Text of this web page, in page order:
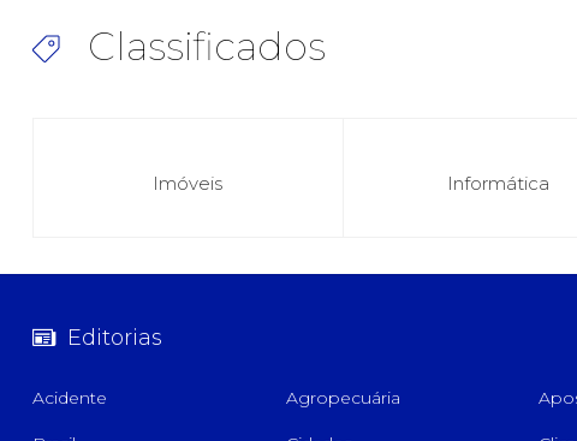
Classificados
Imóveis Informática
Editorias
Acidente Agropecuária